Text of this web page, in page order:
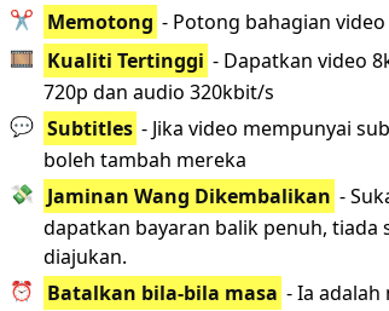
✂️ Memotong - Potong bahagian
🎞️ Kualiti Tertinggi - Dapatkan video
720p dan audio 320kbit/s
💬 Subtitles - Jika video mempunyai
boleh tambah mereka
💸 Jaminan Wang Dikembalikan -
dapatkan bayaran balik penuh, tiada
diajukan.
⏰
Batalkan bila-bila masa - Ia